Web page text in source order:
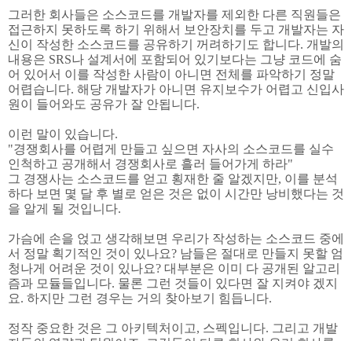
그러한 회사들은 소스코드를 개발자를 제외한 다른 직원들은
접근하지 못하도록 하기 위해서 보안장치를 두고 개발자는 자
신이 작성한 소스코드를 공유하기 꺼려하기도 합니다. 개발의
내용은 SRS나 설계서에 포함되어 있기보다는 그냥 코드에 숨
어 있어서 이를 작성한 사람이 아니면 전체를 파악하기 정말
어렵습니다. 해당 개발자가 아니면 유지보수가 어렵고 신입사
원이 들어와도 공유가 잘 안됩니다.
이런 말이 있습니다.
"경쟁회사를 어렵게 만들고 싶으면 자사의 소스코드를 실수
인척하고 공개해서 경쟁회사로 흘러 들어가게 하라"
그 경쟁사는 소스코드를 얻고 횡재한 줄 알겠지만, 이를 분석
하다 보면 몇 달 후 별로 얻은 것은 없이 시간만 낭비했다는 것
을 알게 될 것입니다.
가슴에 손을 얹고 생각해보면 우리가 작성하는 소스코드 중에
서 정말 획기적인 것이 있나요? 남들은 절대로 만들지 못할 엄
청나게 어려운 것이 있나요? 대부분은 이미 다 공개된 알고리
즘과 모듈들입니다. 물론 그런 것들이 있다면 잘 지켜야 겠지
요. 하지만 그런 경우는 거의 찾아보기 힘듭니다.
정작 중요한 것은 그 아키텍처이고, 스펙입니다. 그리고 개발